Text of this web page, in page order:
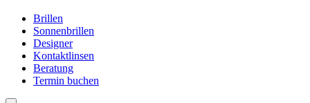
Brillen
Sonnenbrillen
Designer
Kontaktlinsen
Beratung
Termin buchen